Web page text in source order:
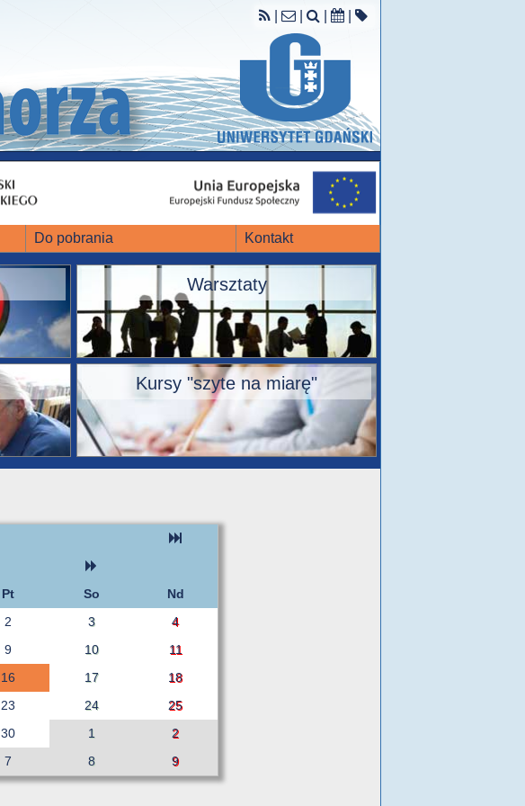
Do pobrania Kontakt
Warsztaty
Kursy "szyte na miarę"
Pt So
Nd
2 3
4
9 10
11
16 17
18
23 24
25
30 1
2
7 8 9